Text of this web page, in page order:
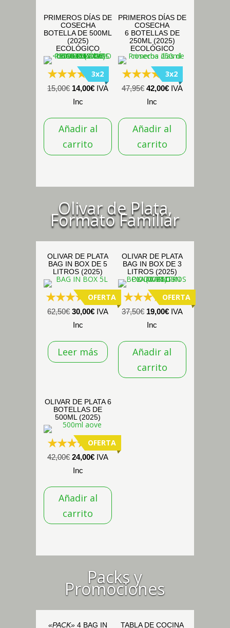
producto
tiene
múltiples
variantes.
Las
opciones
se
pueden
elegir
en
la
producto
PRIMEROS DÍAS DE
COSECHA
BOTELLA DE 500ML
(2025)
ECOLÓGICO
3x2
(16)
15,00€ El
precio
era:
15,00€.
14,00€El
es:
IVA
Inc
Añadir al
carrito
PRIMEROS DÍAS DE
COSECHA
6 BOTELLAS DE
250ML (2025)
ECOLÓGICO
3x2
(26)
47,95€ El
precio
era:
47,95€.
42,00€El
es:
IVA
Inc
Añadir al
carrito
Olivar de Plata,
Formato Familiar
OLIVAR DE PLATA
BAG IN BOX DE 5
LITROS (2025)
OFERTA
(291)
62,50€ El
precio
era:
62,50€.
30,00€El
es:
30,00€.
IVA
Inc
Leer más
OLIVAR DE PLATA
BAG IN BOX DE 3
LITROS (2025)
OFERTA
(2)
37,50€ El
precio
era:
37,50€.
19,00€El
es:
IVA
Inc
Añadir al
carrito
OLIVAR DE PLATA 6
BOTELLAS DE
500ML (2025)
OFERTA
(16)
42,00€ El
precio
era:
42,00€.
24,00€El
es:
IVA
Inc
Añadir al
carrito
Packs y
Promociones
«PACK» 4 BAG IN TABLA DE COCINA